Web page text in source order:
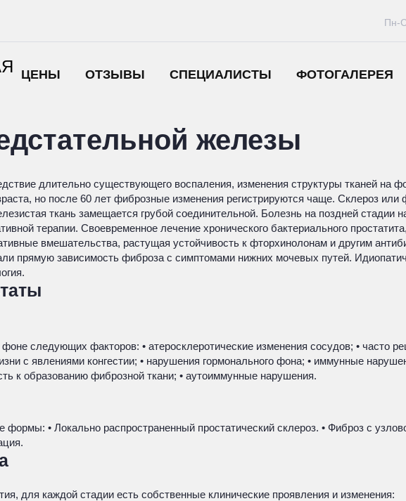
ЦЕНЫ ОТЗЫВЫ СПЕЦИАЛИСТЫ ФОТОГАЛЕРЕЯ
Пн-
железы
длительно существующего воспаления, изменения структуры тканей на
но после 60 лет фиброзные изменения регистрируются чаще. Склероз
ткань замещается грубой соединительной. Болезнь на поздней
терапии. Своевременное лечение хронического бактериального
вмешательства, растущая устойчивость к фторхинолонам и другим
прямую зависимость фиброза с симптомами нижних мочевых путей.
следующих факторов: • атеросклеротические изменения сосудов; • часто
с явлениями конгестии; • нарушения гормонального фона; • иммунные
к образованию фиброзной ткани; • аутоиммунные нарушения.
• Локально распространенный простатический склероз. • Фиброз с
для каждой стадии есть собственные клинические проявления и изменения: